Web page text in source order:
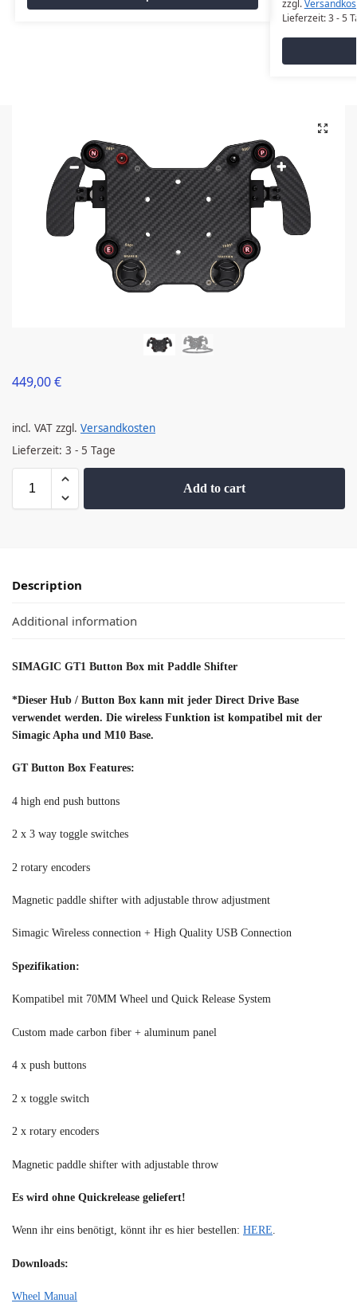
zzgl.
Lieferzeit:3 - 5
449,00€
incl. VAT zzgl. Versandkosten
Lieferzeit: 3 - 5 Tage
Add to cart
Description
Additional information
SIMAGIC GT1 Button Box mit Paddle Shifter
*Dieser Hub / Button Box kann mit jeder Direct Drive Base
verwendet werden. Die wireless Funktion ist kompatibel mit der
Simagic Apha und M10 Base.
GT Button Box Features:
4 high end push buttons
2 x 3 way toggle switches
2 rotary encoders
Magnetic paddle shifter with adjustable throw adjustment
Simagic Wireless connection + High Quality USB Connection
Spezifikation:
Kompatibel mit 70MM Wheel und Quick Release System
Custom made carbon fiber + aluminum panel
4 x push buttons
2 x toggle switch
2 x rotary encoders
Magnetic paddle shifter with adjustable throw
Es wird ohne Quickrelease geliefert!
Wenn ihr eins benötigt, könnt ihr es hier bestellen: HERE.
Downloads:
Wheel Manual